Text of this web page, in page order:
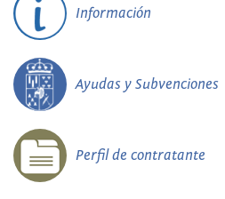
Información
Ayudas y Subvenciones
Perfil de contratante